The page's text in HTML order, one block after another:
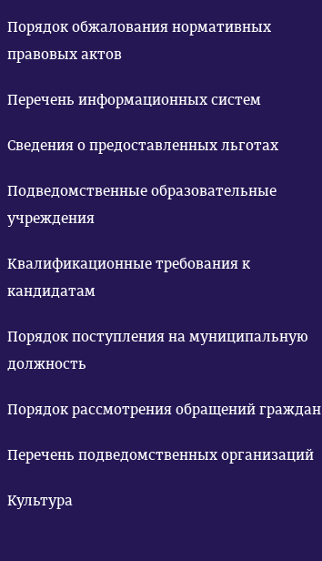
Порядок обжалования нормативных
правовых актов
Перечень информационных систем
Сведения о предоставленных льготах
Подведомственные образовательные
учреждения
Квалификационные требования к
кандидатам
Порядок поступления на муниципальную
должность
Порядок рассмотрения обращений граждан
Перечень подведомственных организаций
Культура